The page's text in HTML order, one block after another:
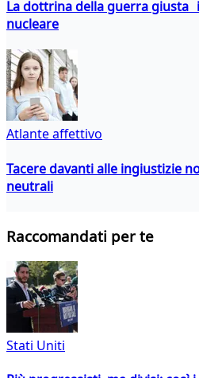
La dottrina della guerra giusta
nucleare
Atlante affettivo
Tacere davanti alle ingiustizie
neutrali
Raccomandati per te
Stati Uniti